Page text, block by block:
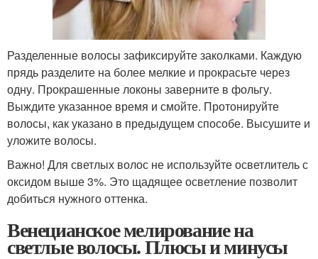
Разделенные волосы зафиксируйте заколками. Каждую
прядь разделите на более мелкие и прокрасьте через
одну. Прокрашенные локоны заверните в фольгу.
Выждите указанное время и смойте. Протонируйте
волосы, как указано в предыдущем способе. Высушите и
уложите волосы.
Важно! Для светлых волос не используйте осветлитель с
оксидом выше 3%. Это щадящее осветление позволит
добиться нужного оттенка.
Венецианское мелирование на
светлые волосы. Плюсы и минусы